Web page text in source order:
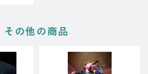
その他の商品